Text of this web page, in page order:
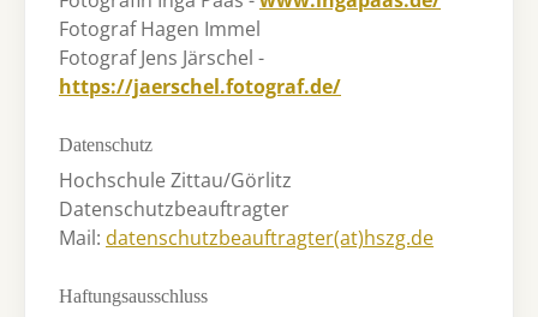
Fotograf Hagen Immel
Fotograf Jens Järschel -
https://jaerschel.fotograf.de/
Datenschutz
Hochschule Zittau/Görlitz
Datenschutzbeauftragter
Mail: datenschutzbeauftragter(at)hszg.de
Haftungsausschluss